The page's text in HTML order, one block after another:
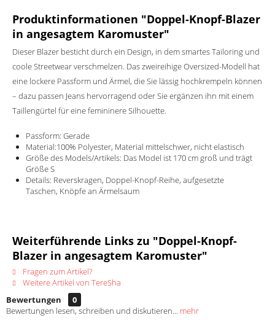
Produktinformationen "Doppel-Knopf-Blazer
in angesagtem Karomuster"
Dieser Blazer besticht durch ein Design, in dem smartes Tailoring und
coole Streetwear verschmelzen. Das zweireihige Oversized-Modell hat
eine lockere Passform und Ärmel, die Sie lässig hochkrempeln können
– dazu passen Jeans hervorragend oder Sie ergänzen ihn mit einem
Taillengürtel für eine femininere Silhouette.
Passform: Gerade
Material:100% Polyester, Material mittelschwer, nicht elastisch
Größe des Models/Artikels: Das Model ist 170 cm groß und trägt
Größe S
Details: Reverskragen, Doppel-Knopf-Reihe, aufgesetzte
Taschen, Knöpfe an Ärmelsaum
Weiterführende Links zu "Doppel-Knopf-
Blazer in angesagtem Karomuster"
Fragen zum Artikel?
Weitere Artikel von TereSha
Bewertungen
0
Bewertungen lesen, schreiben und diskutieren... mehr